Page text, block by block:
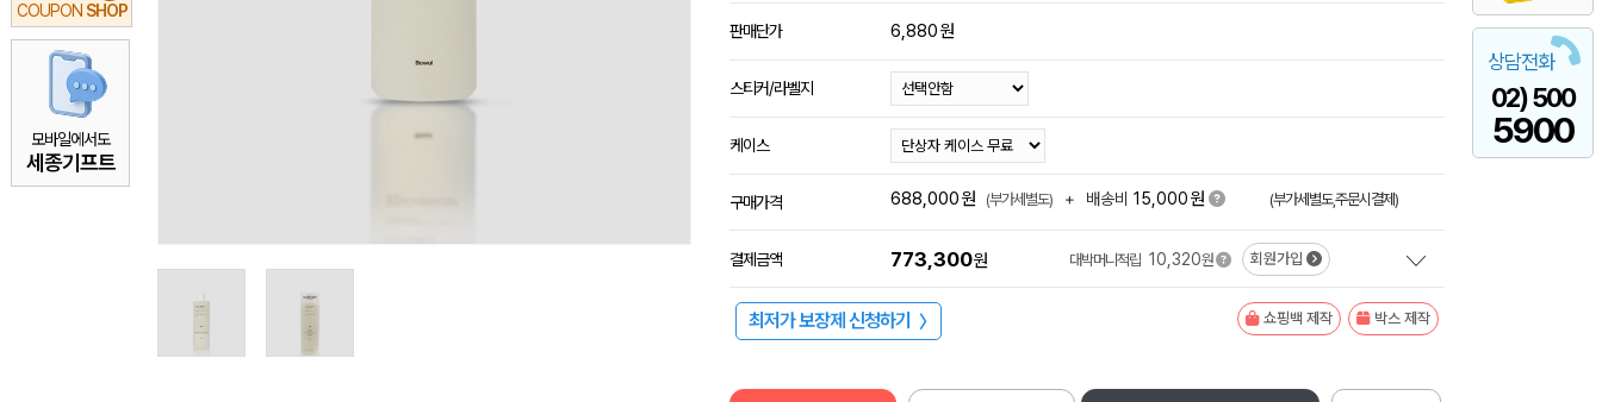
COUPON SHOP
모바일에서도
세종기프트
상담전화
02) 500
5900
판매단가 6,880원
스티커/라벨지
케이스
구매가격 688,000원 (부가세별도) + 배송비 15,000원 (부가세별도,주문시결제)
결제금액 773,300원 대박머니적립 10,320원 회원가입
최저가 보장제 신청하기 〉 쇼핑백 제작 박스 제작